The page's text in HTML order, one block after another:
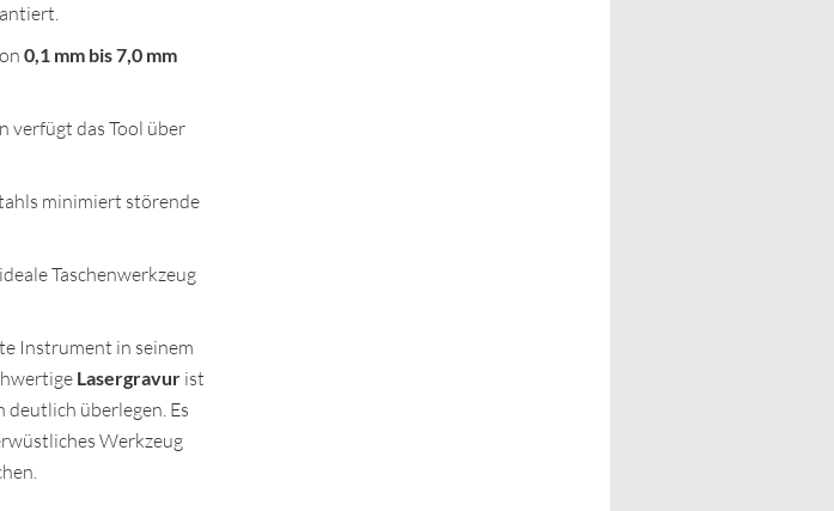
0,1 mm bis 7,0 mm
verfügt das Tool über
minimiert störende
Taschenwerkzeug
Instrument in seinem
Lasergravur ist
überlegen. Es
Werkzeug